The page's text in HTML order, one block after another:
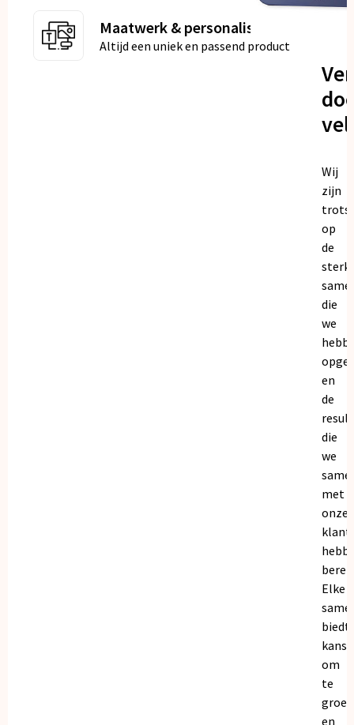
Maatwerk & personalisatie
Altijd een uniek en passend product
Wij
zijn
trots
op
de
die
we
en
de
die
we
met
onze
Elke
biedt
om
te
en